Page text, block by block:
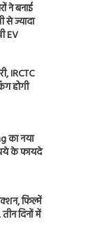
ने बनाई
से ज्यादा
EV
IRCTC
होगी
का नया
के फायदे
फिल्में
दिनों में